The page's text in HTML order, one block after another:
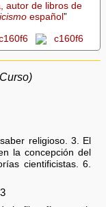
autor de libros de
español ”
religioso. 3. El
la concepción del
cientificistas. 6.